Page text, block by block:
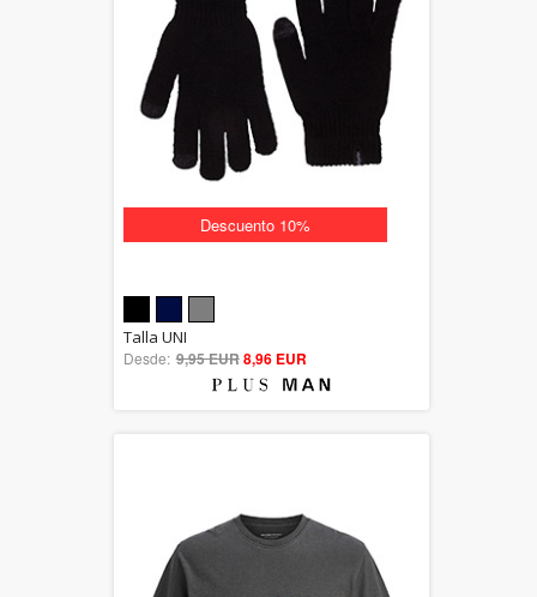
Descuento 10%
out of 5
Talla UNI
Desde: 9,95 EUR8,96 EUR